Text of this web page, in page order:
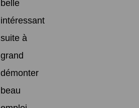
belle
intéressant
suite à
grand
démonter
beau